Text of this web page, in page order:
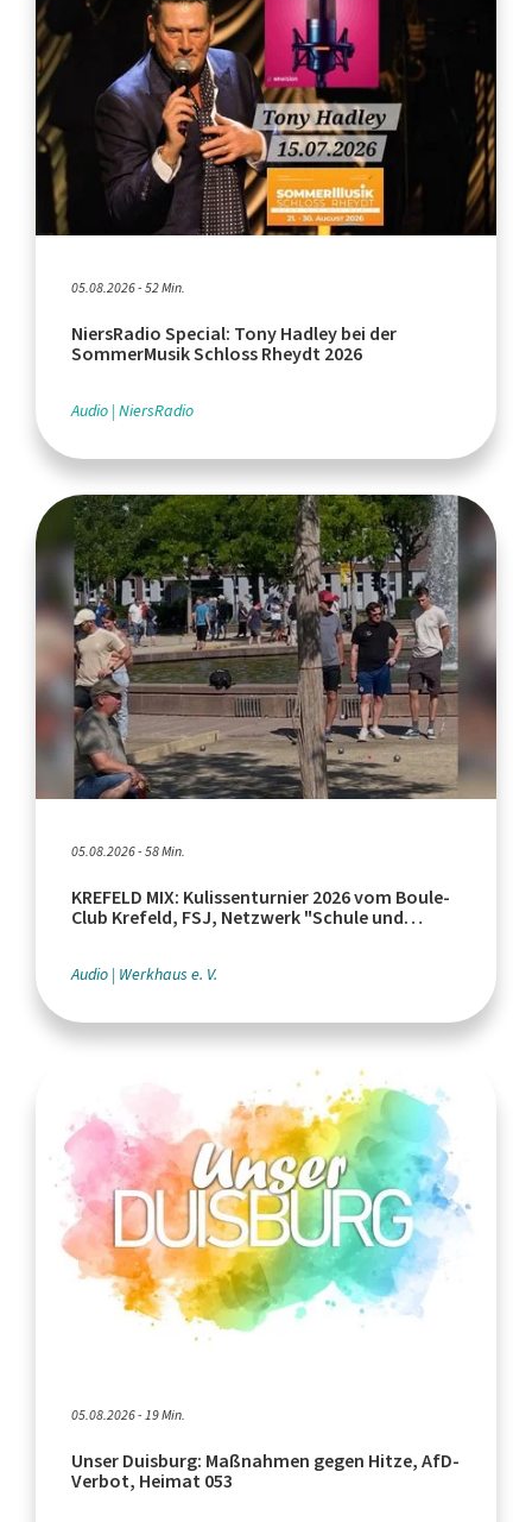
05.08.2026 - 52 Min.
NiersRadio Special: Tony Hadley bei der
SommerMusik Schloss Rheydt 2026
Audio NiersRadio
05.08.2026 - 58 Min.
KREFELD MIX: Kulissenturnier 2026 vom Boule-
Club Krefeld, FSJ, Netzwerk "Schule und
Audio Werkhaus e. V.
05.08.2026 - 19 Min.
Unser Duisburg: Maßnahmen gegen Hitze, AfD-
Verbot, Heimat 053